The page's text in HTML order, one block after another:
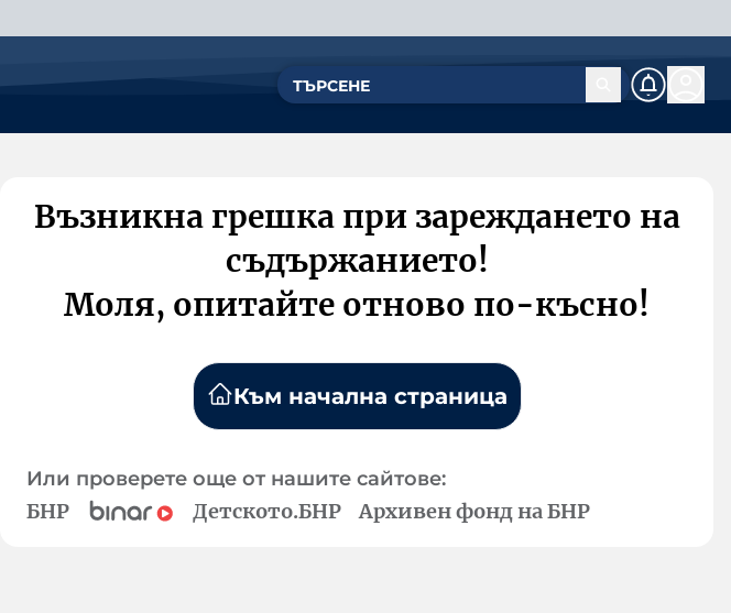
Възникна грешка при зареждането на
съдържанието!
Моля, опитайте отново по-късно!
Към начална страница
Или проверете още от нашите сайтове:
БНР Детското.БНР Архивен фонд на БНР